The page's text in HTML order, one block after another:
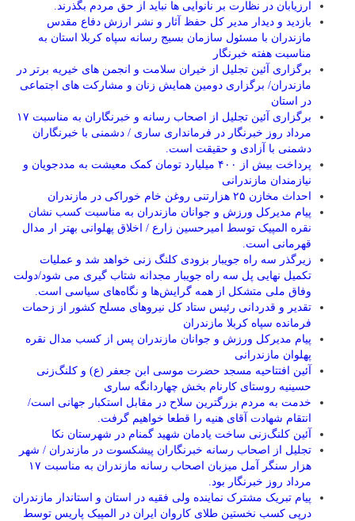
ارزیابان در نظارت بر نانوایی ها نباید از حق مردم بگذرند.
بازدید و دیدار مدیر کل حفظ آثار و نشر ارزش دفاع مقدس
مازندران با مسئول سازمان بسیج رسانه سپاه کربلا استان به
مناسبت هفته خبرنگار
برگزاری آئین تجلیل از خیران سلامت و انجمن های خیریه برتر در
مازندران/ برگزاری دومین همایش زنان و مشارکت های اجتماعی
در استان
برگزاری آئین تجلیل از اصحاب رسانه و خبرنگاران به مناسبت ۱۷
مرداد روز خبرنگار در فرمانداری ساری / دشمنی با خبرنگاران
دشمنی با آزادی و حقیقت است.
پرداخت بیش از ۴۰۰ میلیارد تومان کمک معیشت به مددجویان و
نیازمندان مازندرانی
احداث مخازن ۲۵ هزارتنی روغن خام خوراکی در مازندران
پیام مدیرکل ورزش و جوانان مازندران به مناسبت کسب نشان
نقره المپیک توسط امیرحسین زارع / اخلاق پهلوانی بهتر ار مدال
قهرمانی است.
زیرگذر سه راه جویبار بزودی کلنگ زنی خواهد شد و عملیات
تکمیل نهایی پل سه راه جویبار مجدانه شتاب گیری می شود/دولت
وفاق ملی متشکل از همه گرایش‌ها و نگاه‌های سیاسی است.
تقدیر و قدردانی رئیس ستاد کل نیرو‌های مسلح کشور از زحمات
فرمانده سپاه کربلا مازندران
پیام مدیرکل ورزش و جوانان مازندران پس از کسب مدال نقره
پهلوان مازندرانی
آئین افتتاحیه مسجد حضرت موسی ابن جعفر (ع) و کلنگ‌زنی
حسینیه روستای کارنام بخش چهاردانگه ساری
خدمت به مردم بزرگترین سلاح در مقابل استکبار جهانی است/
انتقام شهادت آقای هنیه را قطعا خواهیم گرفت.
آئین کلنگ‌زنی ساخت یادمان شهید گمنام در شهرستان نکا
تجلیل از اصحاب رسانه خبرنگاران پیشکسوت در مازندران / شهر
هزار سنگر آمل میزبان اصحاب رسانه مازندران به مناسبت ۱۷
مرداد روز خبرنگار بود.
پیام تبریک مشترک نماینده ولی فقیه در استان و استاندار مازندران
درپی کسب نخستین طلای کاروان ایران در المپیک پاریس توسط